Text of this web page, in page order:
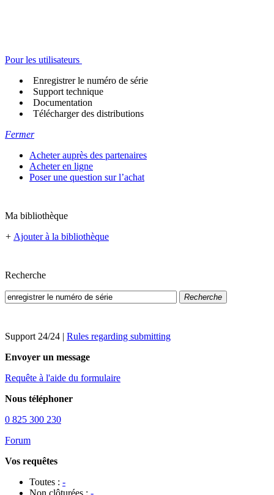
Pour les utilisateurs
Enregistrer le numéro de série
Support technique
Documentation
Télécharger des distributions
Fermer
Acheter auprès des partenaires
Acheter en ligne
Poser une question sur l’achat
Ma bibliothèque
+ Ajouter à la bibliothèque
Recherche
Recherche
Support 24/24 | Rules regarding submitting
Envoyer un message
Requête à l'aide du formulaire
Nous téléphoner
0 825 300 230
Forum
Vos requêtes
Toutes : -
Non clôturées : -